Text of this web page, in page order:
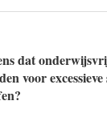
dat
voor